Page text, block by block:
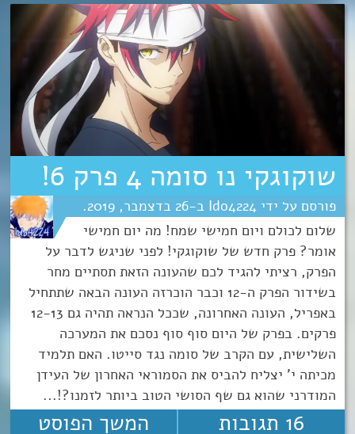
שוקוגקי נו סומה 4 פרק 6!
Ido4224
26 דצמבר 2019
שלום לכולם ויום חמישי שמח! מה יום חמישי
אומר? פרק חדש של שוקוגקי! לפני שניגש לדבר על
הפרק, רציתי להגיד לכם שהעונה הזאת תסתיים מחר
בשידור הפרק ה-12 וכבר הוכרזה העונה הבאה שתתחיל
באפריל, העונה האחרונה, שככל הנראה תהיה גם 12-13
פרקים. בפרק של היום סוף סוף נסכם את המערכה
השלישית, עם הקרב של סומה נגד סייטו. האם תלמיד
מכיתה י' יצליח להביס את הסמוראי האחרון של העידן
המודרני שהוא גם שף הסושי הטוב ביותר לזמנו?!...
16 תגובות המשך הפוסט